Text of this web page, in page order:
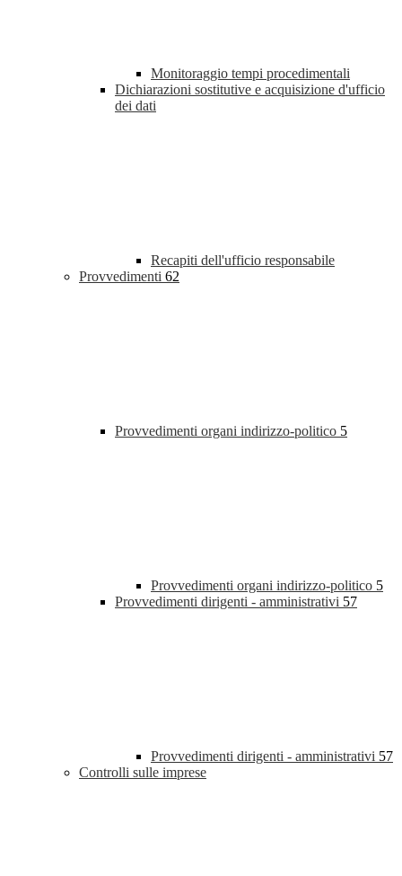
Monitoraggio tempi procedimentali
Dichiarazioni sostitutive e acquisizione d'ufficio
dei dati
Recapiti dell'ufficio responsabile
Provvedimenti 62
Provvedimenti organi indirizzo-politico 5
Provvedimenti organi indirizzo-politico 5
Provvedimenti dirigenti - amministrativi 57
Provvedimenti dirigenti - amministrativi 57
Controlli sulle imprese